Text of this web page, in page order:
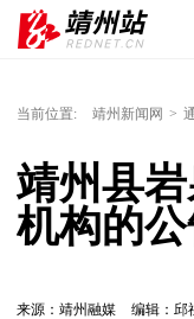
当前位置: 靖州新闻网 >
靖州县
机构的
来源：靖州融媒 编辑：邱